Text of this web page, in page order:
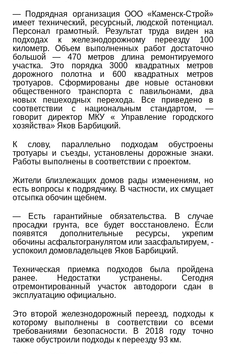
― Подрядная организация ООО «Каменск-Строй»
имеет технический, ресурсный, людской потенциал.
Персонал грамотный. Результат труда виден на
подходах к железнодорожному переезду 100
километр. Объем выполненных работ достаточно
большой ― 470 метров длина ремонтируемого
участка. Это порядка 3000 квадратных метров
дорожного полотна и 600 квадратных метров
тротуаров. Сформированы две новые остановки
общественного транспорта с павильонами, два
новых пешеходных перехода. Все приведено в
соответствии с национальным стандартом, ―
говорит директор МКУ « Управление городского
хозяйства» Яков Барбицкий.
К слову, параллельно подходам обустроены
тротуары и съезды, установлены дорожные знаки.
Работы выполнены в соответствии с проектом.
Жители близлежащих домов рады изменениям, но
есть вопросы к подрядчику. В частности, их смущает
отсыпка обочин щебнем.
― Есть гарантийные обязательства. В случае
просадки грунта, все будет восстановлено. Если
появятся дополнительные ресурсы, укрепим
обочины асфальтогранулятом или заасфальтируем, -
успокоил домовладельцев Яков Барбицкий.
Техническая приемка подходов была пройдена
ранее. Недостатки устранены. Сегодня
отремонтированный участок автодороги сдан в
эксплуатацию официально.
Это второй железнодорожный переезд, подходы к
которому выполнены в соответствии со всеми
требованиями безопасности. В 2018 году точно
также обустроили подходы к переезду 93 км.